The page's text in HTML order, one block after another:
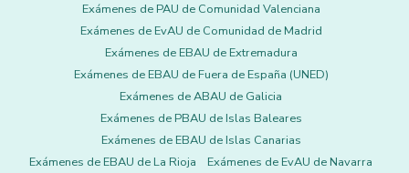
Exámenes de PAU de Comunidad Valenciana
Exámenes de EvAU de Comunidad de Madrid
Exámenes de EBAU de Extremadura
Exámenes de EBAU de Fuera de España (UNED)
Exámenes de ABAU de Galicia
Exámenes de PBAU de Islas Baleares
Exámenes de EBAU de Islas Canarias
Exámenes de EBAU de La Rioja
Exámenes de EvAU de Navarra